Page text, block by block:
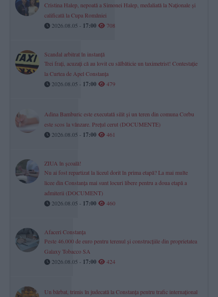
Cristina Halep, nepoată a Simonei Halep, medaliată la Naționale și
calificată la Cupa României
2026.08.05 - 17:00 708
Scandal arbitrat în instanță
Trei frați, acuzați că au lovit cu sălbăticie un taximetrist! Contestație
la Curtea de Apel Constanța
2026.08.05 - 17:00 479
Adina Bamburic este executată silit și un teren din comuna Corbu
este scos la vânzare. Prețul cerut (DOCUMENTE)
2026.08.05 - 17:00 461
ZIUA în școală!
Nu ai fost repartizat la liceul dorit în prima etapă? La mai multe
licee din Constanța mai sunt locuri libere pentru a doua etapă a
admiterii (DOCUMENT)
2026.08.05 - 17:00 460
Afaceri Constanța
Peste 46.000 de euro pentru terenul și construcțiile din proprietatea
Galaxy Tobacco SA
2026.08.05 - 17:00 424
Un bărbat, trimis în judecată la Constanța pentru trafic internațional